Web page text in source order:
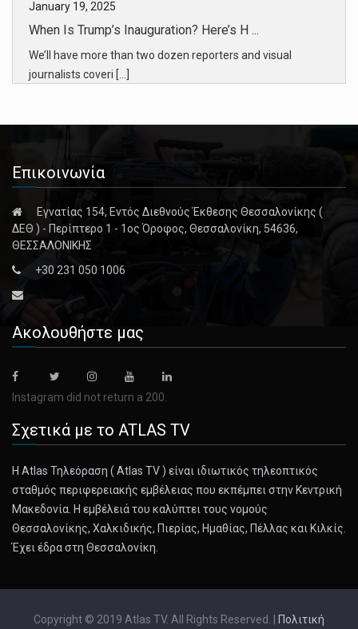
When Is Trump’s Inauguration? Here’s H ...
journalists coveri [...]
They Built a Home to Fend Off Californ ...
disasters. But they [...]
January 19, 2025
The L.A. Fires Expose a Web of Governm ...
How Will L.A. Rebuild? Tubbs Fire Reco ...
The Tubbs fire in 2017 wiped out more than 5,000
structures in a North [...]
January 19, 2025
Heavy snow is expected on Sunday in the Northeast before
the coldest a [...]
January 19, 2025
A policy change by a popular hotel platform shows the
Επικοινωνία
Εγνατίας 154, Εντός Διεθνούς Έκθεσης Θεσσαλονίκης (
ΔΕΘ ) - Περίπτερο 1 - 1ος Όροφος, Θεσσαλονίκη, 54636,
ΘΕΣΣΑΛΟΝΙΚΗΣ
+30 231 050 1006
Ακολουθήστε μας
Instagram did not return a 200.
Σχετικά με το ATLAS TV
Η Atlas Τηλεόραση ( Atlas TV ) είναι ιδιωτικός τηλεοπτικός
σταθμός περιφερειακής εμβέλειας που εκπέμπει στην Κεντρική
Μακεδονία. Η εμβέλειά του καλύπτει τους νομούς
Θεσσαλονίκης, Χαλκιδικής, Πιερίας, Ημαθίας, Πέλλας και Κιλκίς.
Έχει έδρα στη Θεσσαλονίκη.
Copyright © 2019 Atlas TV. All Rights Reserved. | Πολιτική